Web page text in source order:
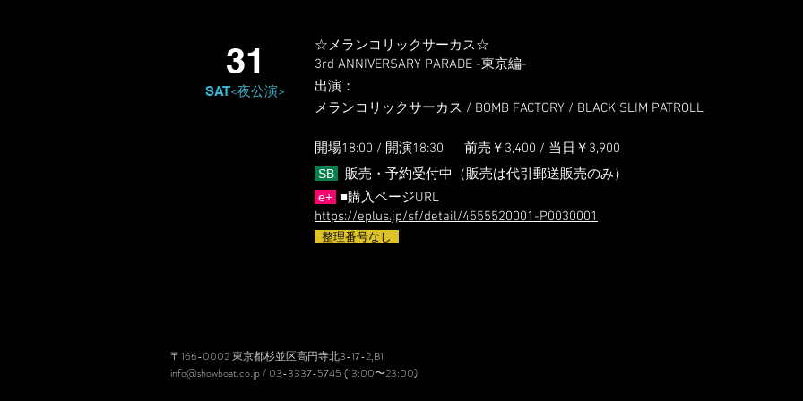
31
SAT<夜公演>
☆メランコリックサーカス☆
3rd ANNIVERSARY PARADE -東京編-
出演 ​：
メランコリックサーカス / BOMB FACTORY / BLACK SLIM PATROLL
開場18:00 / 開演18:30 前売￥3,400 / 当日 ￥3,900
SB 販売・予約受付中（販売は代引郵送販売のみ）
e+ ■購入ページURL
https://eplus.jp/sf/detail/4555520001-P0030001
整理番号なし
〒166-0002 東京都杉並区高円寺北3-17-2,B1
info@showboat.co.jp/ 03-3337-5745 (13:00〜23:00)